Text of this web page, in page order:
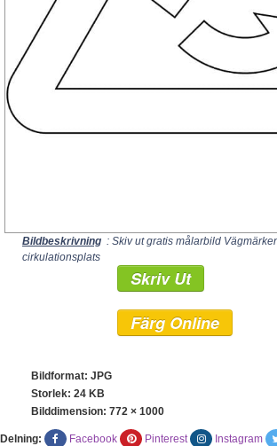
Bildbeskrivning : Skiv ut gratis målarbild
cirkulationsplats
Skriv Ut
Färg Online
Bildformat: JPG
Storlek: 24 KB
Bilddimension: 772 × 1000
Delning: Facebook Pinterest Instagram